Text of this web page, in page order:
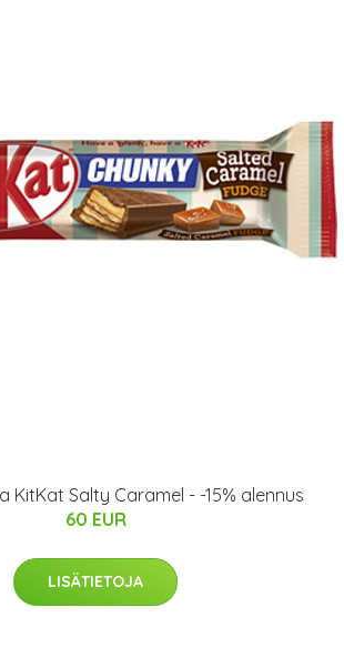
KitKat Salty Caramel - -15% alennus
60 EUR
LISÄTIETOJA